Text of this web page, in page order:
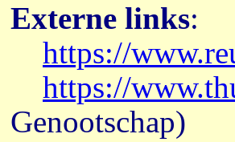
Externe links:
https://
https://
Genootschap)